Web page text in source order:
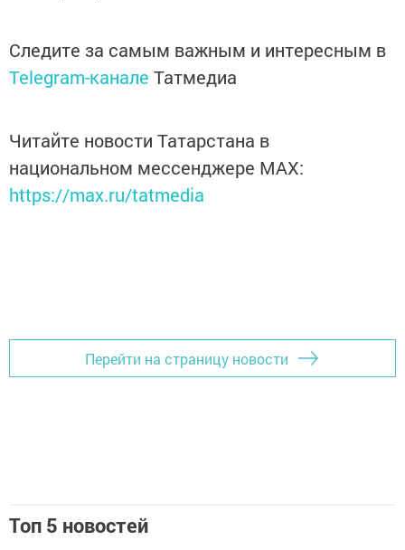
Следите за самым важным и интересным в
Telegram-канале Татмедиа
Читайте новости Татарстана в
национальном мессенджере MАХ:
https://max.ru/tatmedia
Перейти на страницу новости
Топ 5 новостей